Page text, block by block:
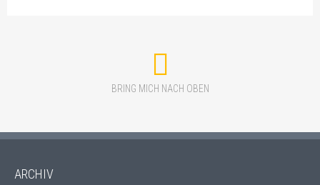
BRING MICH NACH OBEN
ARCHIV